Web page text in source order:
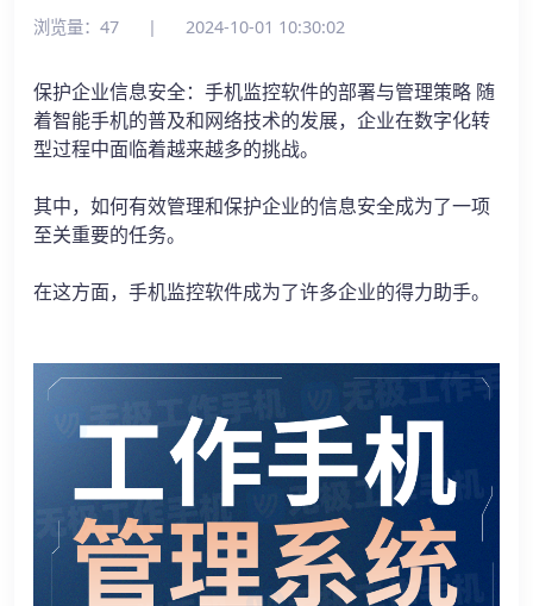
浏览量：47 | 2024-10-01 10:30:02
保护企业信息安全：手机监控软件的部署与管理策略 随
着智能手机的普及和网络技术的发展，企业在数字化转
型过程中面临着越来越多的挑战。
其中，如何有效管理和保护企业的信息安全成为了一项
至关重要的任务。
在这方面，手机监控软件成为了许多企业的得力助手。